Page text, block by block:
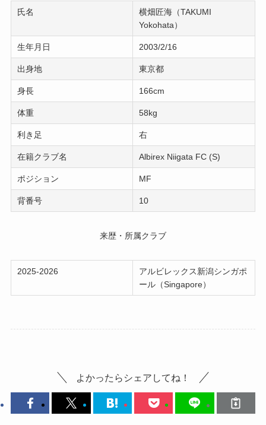
氏名
横畑匠海（TAKUMI
Yokohata）
生年月日 2003/2/16
出身地 東京都
身長 166cm
体重 58kg
利き足 右
在籍クラブ名 Albirex Niigata FC (S)
ポジション MF
背番号 10
来歴・所属クラブ
2025-2026
アルビレックス新潟シンガポ
ール（Singapore）
よかったらシェアしてね！